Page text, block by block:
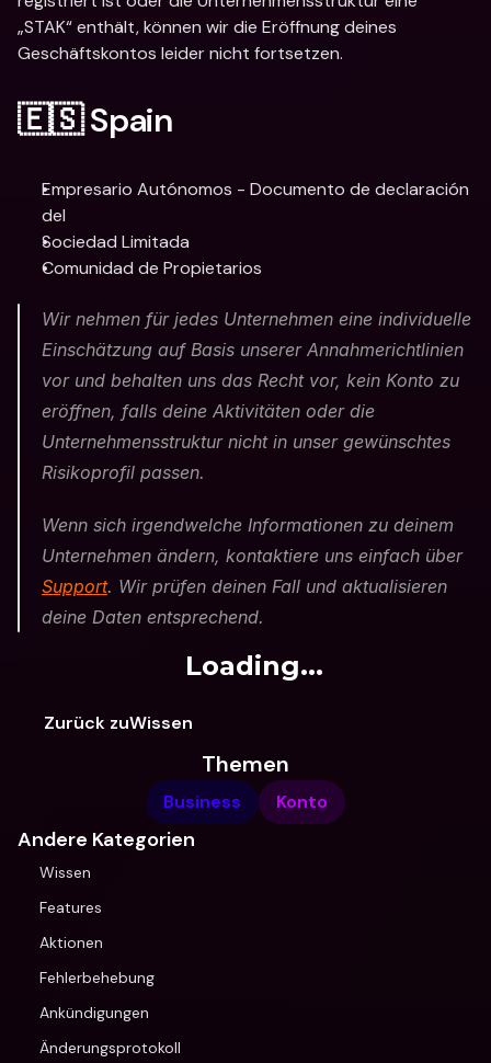
„STAK“ enthält, können wir die Eröffnung deines
Geschäftskontos leider nicht fortsetzen.
🇪🇸 Spain
Empresario Autónomos - Documento de declaración
del
Sociedad Limitada
Comunidad de Propietarios
Wir nehmen für jedes Unternehmen eine individuelle
Einschätzung auf Basis unserer Annahmerichtlinien
vor und behalten uns das Recht vor, kein Konto zu
eröffnen, falls deine Aktivitäten oder die
Unternehmensstruktur nicht in unser gewünschtes
Risikoprofil passen.
Wenn sich irgendwelche Informationen zu deinem
Unternehmen ändern, kontaktiere uns einfach über
Support. Wir prüfen deinen Fall und aktualisieren
deine Daten entsprechend.
Loading...
Zurück zuWissen
Themen
Business Konto
Andere Kategorien
Wissen
Features
Aktionen
Fehlerbehebung
Ankündigungen
Änderungsprotokoll